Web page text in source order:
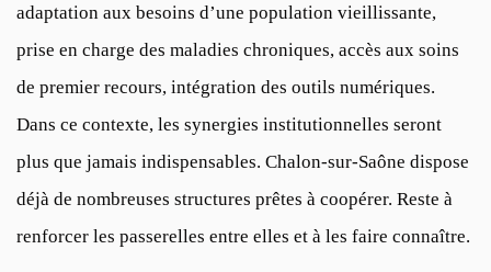
adaptation aux besoins d’une population vieillissante,
prise en charge des maladies chroniques, accès aux soins
de premier recours, intégration des outils numériques.
Dans ce contexte, les synergies institutionnelles seront
plus que jamais indispensables. Chalon-sur-Saône dispose
déjà de nombreuses structures prêtes à coopérer. Reste à
renforcer les passerelles entre elles et à les faire connaître.